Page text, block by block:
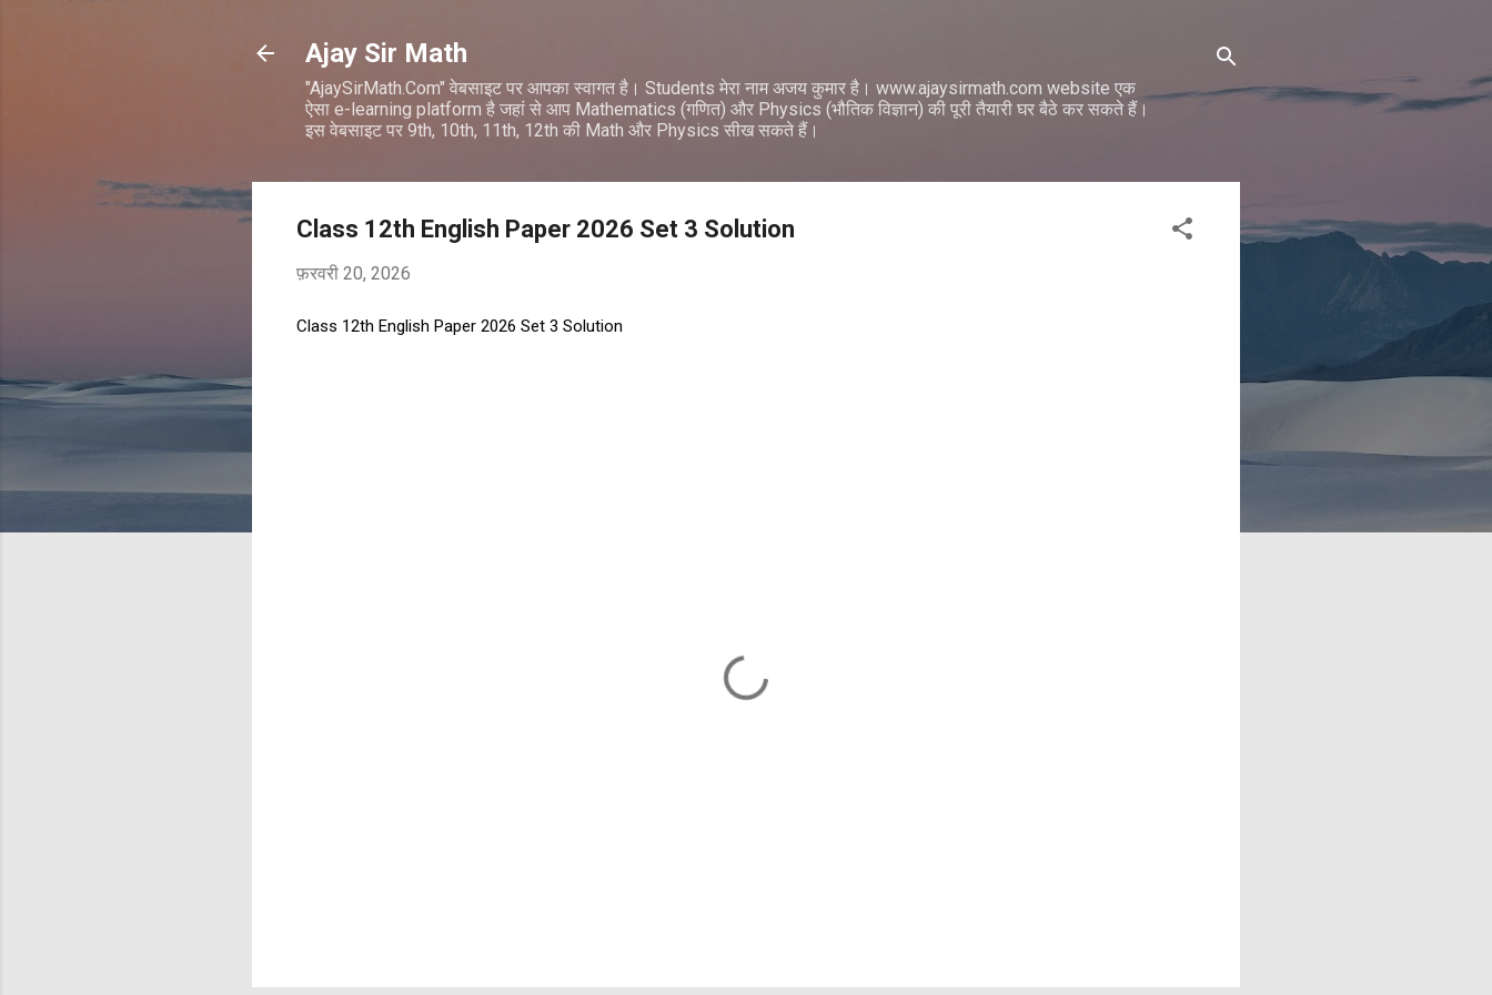
Ajay Sir Math
"AjaySirMath.Com" वेबसाइट पर आपका स्वागत है। Students मेरा नाम अजय कुमार है। www.ajaysirmath.com website एक
ऐसा e-learning platform है जहां से आप Mathematics (गणित) और Physics (भौतिक विज्ञान) की पूरी तैयारी घर बैठे कर सकते हैं।
इस वेबसाइट पर 9th, 10th, 11th, 12th की Math और Physics सीख सकते हैं।
Class 12th English Paper 2026 Set 3 Solution
फ़रवरी 20, 2026
Class 12th English Paper 2026 Set 3 Solution